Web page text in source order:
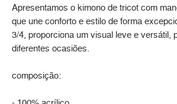
Apresentamos o kimono de tricot com
que une conforto e estilo de forma
3/4, proporciona um visual leve e versátil,
diferentes ocasiões.
composição: